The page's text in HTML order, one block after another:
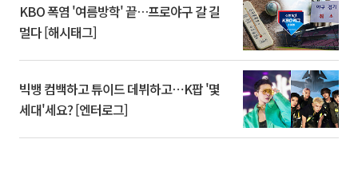
KBO 폭염 '여름방학' 끝…프로야구 갈 길
멀다 [해시태그]
빅뱅 컴백하고 튜이드 데뷔하고⋯K팝 '몇
세대'세요? [엔터로그]